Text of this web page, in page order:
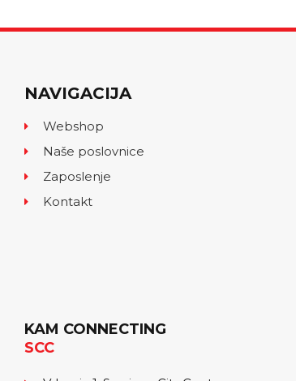
NAVIGACIJA
Webshop
Naše poslovnice
Zaposlenje
Kontakt
KAM CONNECTING
SCC